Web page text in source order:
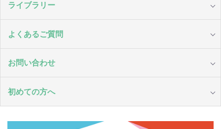
ライブラリー
よくあるご質問
お問い合わせ
初めての方へ